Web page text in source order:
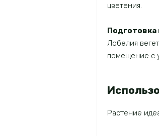
цветения.
Подготовка
Лобелия
помещение с
Растение